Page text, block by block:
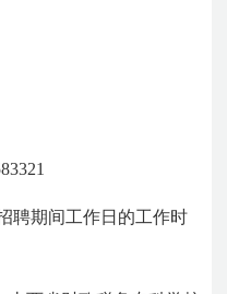
聘期间工作日的工作时